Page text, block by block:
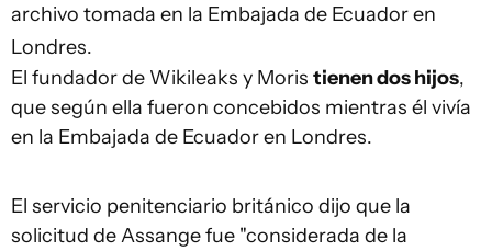
archivo tomada en la Embajada de Ecuador en
Londres.
El fundador de Wikileaks y Moris tienen dos hijos,
que según ella fueron concebidos mientras él vivía
en la Embajada de Ecuador en Londres.
El servicio penitenciario británico dijo que la
solicitud de Assange fue "considerada de la